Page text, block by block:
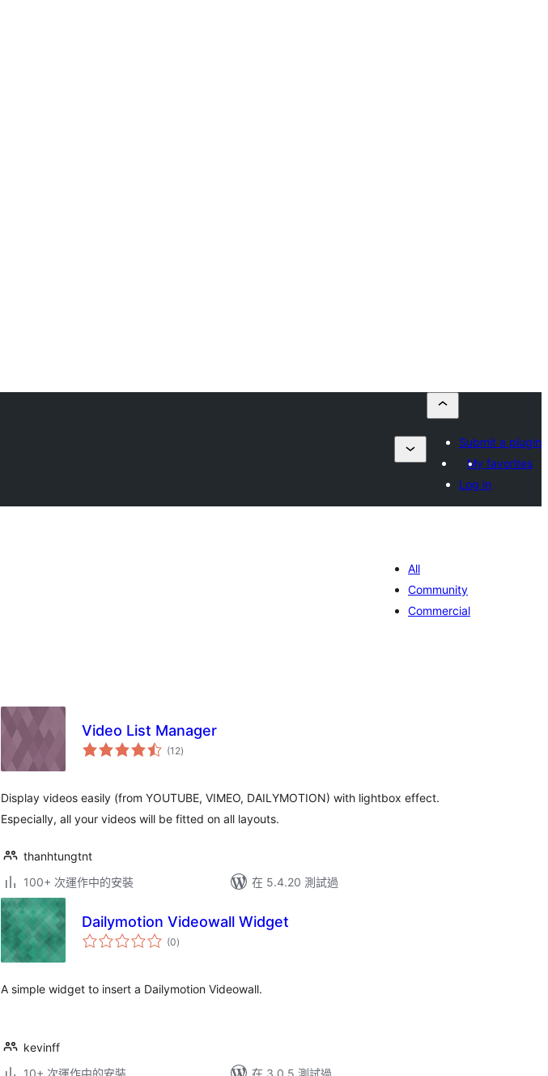
Submit a plugin
My favorites
Log in
All
Community
Commercial
Video List Manager
(12總
評)
Display videos easily (from YOUTUBE, VIMEO, DAILYMOTION) with lightbox effect.
Especially, all your videos will be fitted on all layouts.
thanhtungtnt
100+ 次運作中的安裝
在 5.4.20 測試過
Dailymotion Videowall Widget
(0總
評)
A simple widget to insert a Dailymotion Videowall.
kevinff
10+ 次運作中的安裝
在 3.0.5 測試過